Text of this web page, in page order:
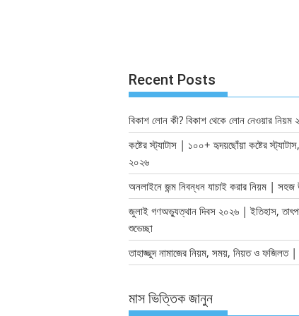
Recent Posts
বিকাশ লোন কী? বিকাশ থেকে লোন নেওয়ার নিয়ম
কষ্টের স্ট্যাটাস | ১০০+ হৃদয়ছোঁয়া কষ্টের
২০২৬
অনলাইনে জন্ম নিবন্ধন যাচাই করার নিয়ম | সহজ
জুলাই গণঅভ্যুত্থান দিবস ২০২৬ | ইতিহাস,
শুভেচ্ছা
তাহাজ্জুদ নামাজের নিয়ম, সময়, নিয়ত ও ফজিলত
মাস ভিত্তিক জানুন